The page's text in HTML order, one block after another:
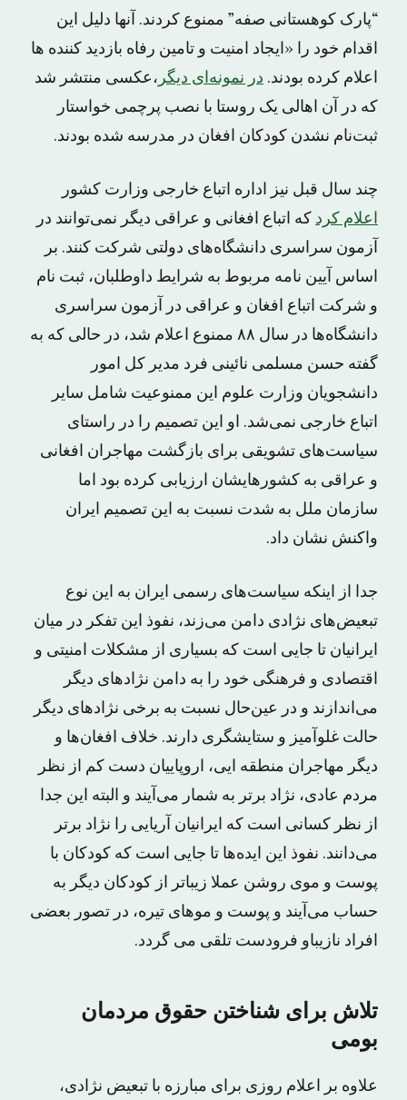
“پارک کوهستانی صفه” ممنوع کردند. آنها دلیل این
اقدام خود را «ایجاد امنیت و تامین رفاه بازدید کننده ها
اعلام کرده بودند. در نمونه‌ای دیگر ،عکسی منتشر شد
که در آن اهالی یک روستا با نصب پرچمی خواستار
ثبت‌نام نشدن کودکان افغان در مدرسه شده بودند.
چند سال قبل نیز اداره اتباع خارجی وزارت کشور
اعلام کرد که اتباع افغانی و عراقی دیگر نمی‌توانند در
آزمون سراسری دانشگاه‌های دولتی شرکت کنند. بر
اساس آیین نامه مربوط به شرایط داوطلبان، ثبت نام
و شرکت اتباع افغان و عراقی در آزمون سراسری
دانشگاه‌ها در سال ۸۸ ممنوع اعلام شد، در حالی که به
گفته حسن مسلمی نائینی فرد مدیر کل امور
دانشجویان وزارت علوم این ممنوعیت شامل سایر
اتباع خارجی نمی‌شد. او این تصمیم را در راستای
سیاست‌های تشویقی برای بازگشت مهاجران افغانی
و عراقی به کشورهایشان ارزیابی کرده بود اما
سازمان ملل به شدت نسبت به این تصمیم ایران
واکنش نشان داد.
جدا از اینکه سیاست‌های رسمی ایران به این نوع
تبعیض‌های نژادی دامن می‌زند، نفوذ این تفکر در میان
ایرانیان تا جایی است که بسیاری از مشکلات امنیتی و
اقتصادی و فرهنگی خود را به دامن نژادهای دیگر
می‌اندازند و در عین‌حال نسبت به برخی نژادهای دیگر
حالت غلوآمیز و ستایشگری دارند. خلاف افغان‌ها و
دیگر مهاجران منطقه ایی، اروپاییان دست کم از نظر
مردم عادی، نژاد برتر به شمار می‌آیند و البته این جدا
از نظر کسانی است که ایرانیان آریایی را نژاد برتر
می‌دانند. نفوذ این ایده‌ها تا جایی است که کودکان با
پوست و موی روشن عملا زیباتر از کودکان دیگر به
حساب می‌آیند و پوست و موهای تیره، در تصور بعضی
افراد نازیباو فرودست تلقی می گردد.
تلاش برای شناختن حقوق مردمان
بومی
علاوه بر اعلام روزی برای مبارزه با تبعیض نژادی،